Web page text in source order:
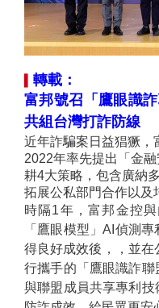
轉載：
富邦號召「鷹眼識
共組台灣打詐防線
近年詐騙案日益猖獗，
2022年率先提出「金
耕4大策略，包含廣納
拓展公私部門合作以及
時隔1年，富邦金控
「鷹眼模型」AI偵測
得良好成效後，，並在
行攜手的「鷹眼識詐聯
與聯盟成員共享專利